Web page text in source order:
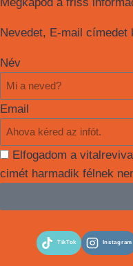
Nevedet, E-mail címedet
Név
Email
Elfogadom a
cimét harmadik félnek
TikTok Instagram